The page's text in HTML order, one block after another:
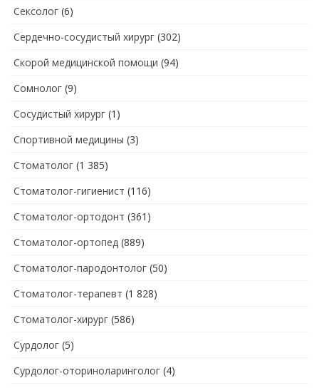
Сексолог (6)
Сердечно-сосудистый хирург (302)
Скорой медицинской помощи (94)
Сомнолог (9)
Сосудистый хирург (1)
Спортивной медицины (3)
Стоматолог (1 385)
Стоматолог-гигиенист (116)
Стоматолог-ортодонт (361)
Стоматолог-ортопед (889)
Стоматолог-пародонтолог (50)
Стоматолог-терапевт (1 828)
Стоматолог-хирург (586)
Сурдолог (5)
Сурдолог-оториноларинголог (4)